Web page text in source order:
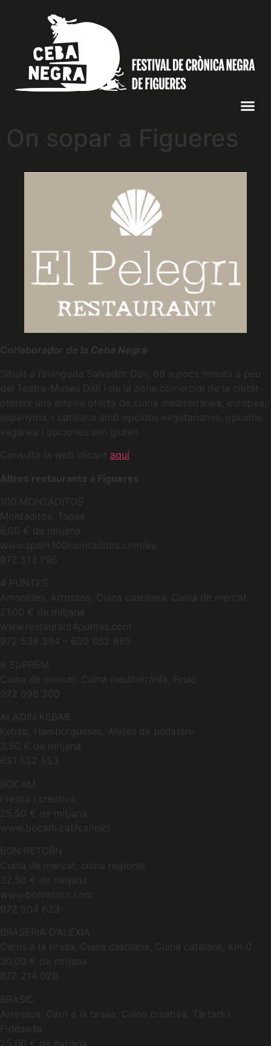
On sopar a Figueres
Col·laborador de la Ceba Negra
Situat a l’avinguda Salvador Dalí, 68 a pocs minuts a peu
del Teatre-Museu Dalí i de la zona comercial de la ciutat
ofereix una amplia oferta de cuina mediterránea, europea,
espanyola, i catalana amb opcions vegetarianes, opcions
veganes i opciones sen gluten
Consulta la web clicant aquí
Altres restaurants a Figueres
100 MONTADITOS
Montaditos, Tapes
6,00 € de mitjana
www.spain.100montaditos.com/es
972 513 796
4 PUNTES
Amanides, Arrossos, Cuina casolana, Cuina de mercat
21,00 € de mitjana
www.restaurant4puntes.com
972 539 394 – 609 862 685
9 SUPREM
Cuina de mercat, Cuina mediterrània, Fusió
972 098 300
ALADÍN KEBAB
Kebab, Hamburgueses, Aletes de pollastre
3,50 € de mitjana
631 522 553
BOCAM
Fresca i creativa
25,50 € de mitjana
www.bocam.cat/ca/inici
BON RETORN
Cuina de mercat, cuina regional
32,50 € de mitjana
www.bonretorn.com
972 504 623
BRASERÍA D’ALEXIA
Carns a la brasa, Cuina casolana, Cuina catalana, Km 0
30,00 € de mitjana
872 214 028
BRASIC
Arrossos, Carn a la brasa, Cuina creativa, Tàrtars i
Fideuada
25,00 € de mitjana